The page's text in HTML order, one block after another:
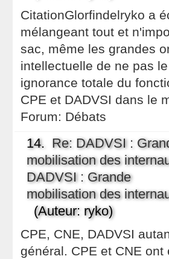
CitationGlorfindelryko a
mélangeant tout et
sac, même les grandes
intellectuelle de ne pas
ignorance totale du
CPE et DADVSI dans le
Forum: Débats
14. Re: DADVSI :
mobilisation des
DADVSI : Grande
mobilisation des
(Auteur: ryko)
CPE, CNE, DADVSI
général. CPE et CNE